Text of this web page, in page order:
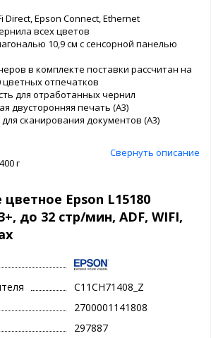
Direct, Epson Connect, Ethernet
всех цветов
10,9 см с сенсорной панелью
в комплекте поставки рассчитан на
цветных отпечатков
для отработанных чернил
двусторонняя печать (А3)
сканирования документов (А3)
Свернуть описание
г
Epson L15180
до 32 стр/мин, ADF, WIFI,
C11CH71408_Z
2700001141808
297887